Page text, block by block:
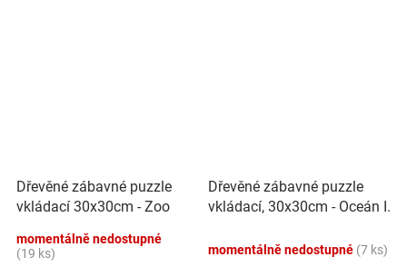
Dřevěné zábavné puzzle
vkládací 30x30cm - Zoo
momentálně nedostupné
(19 ks)
Dřevěné zábavné puzzle
vkládací, 30x30cm - Oceán I.
momentálně nedostupné (7 ks)